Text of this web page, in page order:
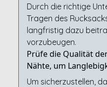
Durch die richtige
Tragen des
langfristig dazu
vorzubeugen.
Prüfe die Qualität
Nähte, um
Um sicherzustellen,